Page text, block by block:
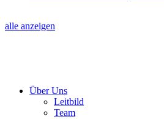
alle anzeigen
Über Uns
Leitbild
Team